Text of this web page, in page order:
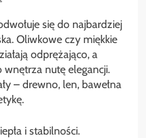
się do najbardziej
Oliwkowe czy miękkie
odprężająco, a
nutę elegancji.
– drewno, len, bawełna
i stabilności.